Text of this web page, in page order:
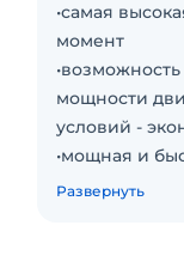
•самая
момент
мощности
условий -
•мощная и
Развернуть